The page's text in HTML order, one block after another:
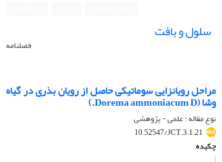
سلول و بافت
فصلنامه
مراحل رویان‏زایی سوماتیکی حاصل از رویان بذری در گیاه
وشا (Dorema ammoniacum D.)
نوع مقاله : علمی - پژوهشی
10.52547/JCT.3.1.21
چکیده